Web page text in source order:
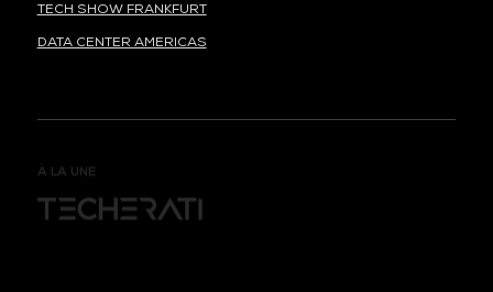
TECH SHOW FRANKFURT
DATA CENTER AMERICAS
À LA UNE